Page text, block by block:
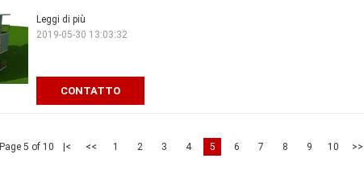
CONTATTO
Leggi di più
2019-05-30 13:03:32
Page 5 of 10 |< << 1 2 3 4 5 6 7 8 9 10 >>